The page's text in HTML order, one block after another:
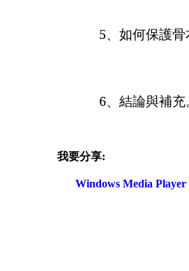
5、如何保護
6、結論與補充
我要分享:
Windows Media